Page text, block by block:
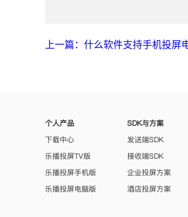
上一篇：什么软件支持手机投屏
个人产品
下载中心
乐播投屏TV版
乐播投屏手机版
乐播投屏电脑版
SDK与方案
发送端SDK
接收端SDK
企业投屏方案
酒店投屏方案